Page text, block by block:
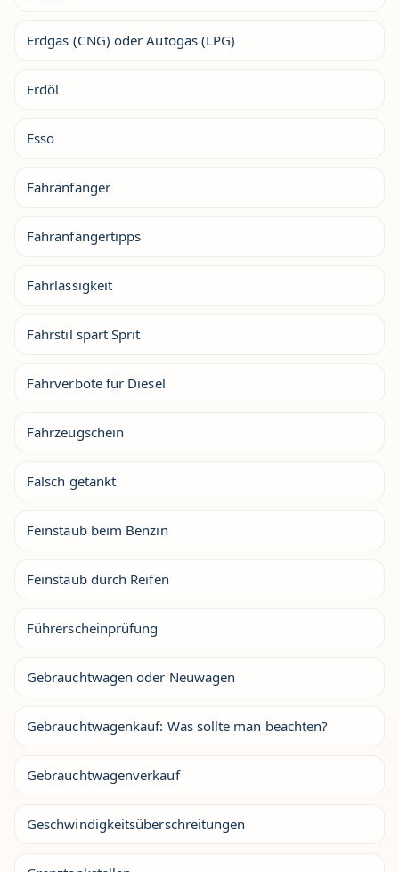
Erdgas (CNG) oder Autogas (LPG)
Erdöl
Esso
Fahranfänger
Fahranfängertipps
Fahrlässigkeit
Fahrstil spart Sprit
Fahrverbote für Diesel
Fahrzeugschein
Falsch getankt
Feinstaub beim Benzin
Feinstaub durch Reifen
Führerscheinprüfung
Gebrauchtwagen oder Neuwagen
Gebrauchtwagenkauf: Was sollte man beachten?
Gebrauchtwagenverkauf
Geschwindigkeitsüberschreitungen